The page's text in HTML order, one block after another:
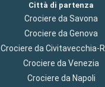
Città di partenza
Crociere da Savona
Crociere da Genova
Crociere da Civitavecchia-
Crociere da Venezia
Crociere da Napoli